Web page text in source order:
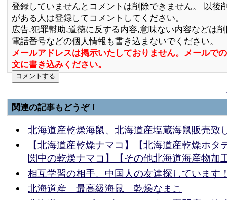
登録していませんとコメントは削除できません。 以後
がある人は登録してコメントしてください。
広告,犯罪幇助,道徳に反する内容,意味ない内容などは
電話番号などの個人情報も書き込まないでください。
メールアドレスは掲示いたしておりません。メールで
文に書き込みください。
関連の記事もどうぞ！
北海道産乾燥海鼠、北海道産塩蔵海鼠販売致
【北海道産乾燥ナマコ】【北海道産乾燥ホタ
関中の乾燥ナマコ】【その他北海道海産物加
相互学習の相手、中国人の友達探しています
北海道産 最高級海鼠 乾燥なまこ